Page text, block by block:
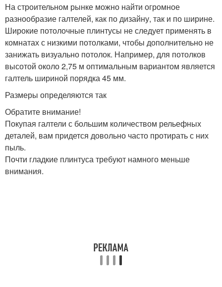
На строительном рынке можно найти огромное
разнообразие галтелей, как по дизайну, так и по ширине.
Широкие потолочные плинтусы не следует применять в
комнатах с низкими потолками, чтобы дополнительно не
занижать визуально потолок. Например, для потолков
высотой около 2,75 м оптимальным вариантом является
галтель шириной порядка 45 мм.
Размеры определяются так
Обратите внимание!
Покупая галтели с большим количеством рельефных
деталей, вам придется довольно часто протирать с них
пыль.
Почти гладкие плинтуса требуют намного меньше
внимания.